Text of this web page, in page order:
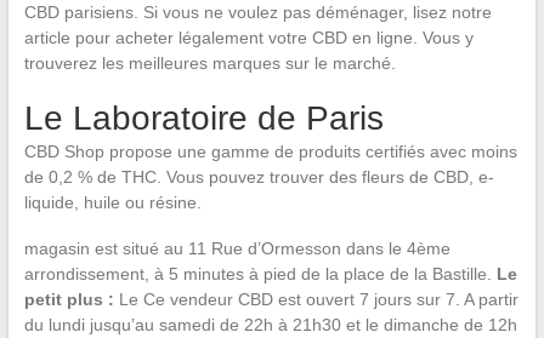
CBD parisiens. Si vous ne voulez pas déménager, lisez notre
article pour acheter légalement votre CBD en ligne. Vous y
trouverez les meilleures marques sur le marché.
Le Laboratoire de Paris
CBD Shop propose une gamme de produits certifiés avec moins
de 0,2 % de THC. Vous pouvez trouver des fleurs de CBD, e-
liquide, huile ou résine.
magasin est situé au 11 Rue d’Ormesson dans le 4ème
arrondissement, à 5 minutes à pied de la place de la Bastille. Le
petit plus : Le Ce vendeur CBD est ouvert 7 jours sur 7. A partir
du lundi jusqu’au samedi de 22h à 21h30 et le dimanche de 12h